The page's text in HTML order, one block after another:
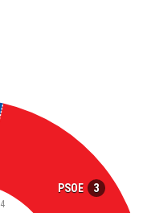
PSOE 3
4